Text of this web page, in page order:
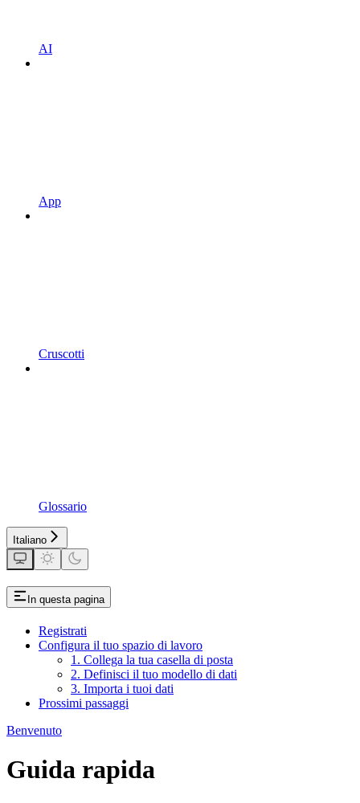
AI
App
Cruscotti
Glossario
Italiano
In questa pagina
Registrati
Configura il tuo spazio di lavoro
1. Collega la tua casella di posta
2. Definisci il tuo modello di dati
3. Importa i tuoi dati
Prossimi passaggi
Benvenuto
Guida rapida